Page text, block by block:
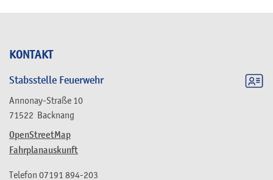
KONTAKT
Stabsstelle Feuerwehr
Annonay-Straße 10
71522 Backnang
OpenStreetMap
Fahrplanauskunft
Telefon 07191 894-203